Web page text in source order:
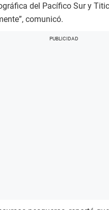
del Pacífico Sur y
comunicó.